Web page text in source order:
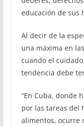
educación de sus
Al decir de la
una máxima en
cuando el
tendencia debe
“En Cuba, donde
por las tareas del
alimentos, ocurre